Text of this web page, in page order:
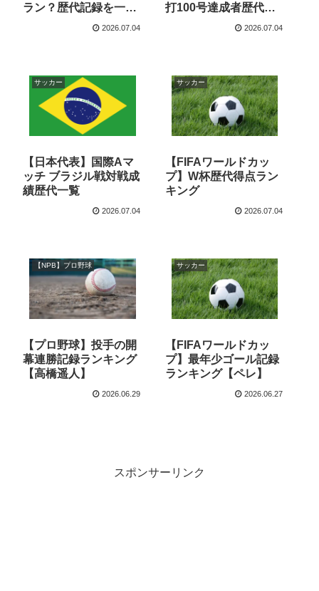
ラン？歴代記録を一覧
2026.07.04
打100号達成者歴代一
2026.07.04
サッカー
【日本代表】国際Aマ
ッチ ブラジル戦対戦成
績歴代一覧
2026.07.04
サッカー
【FIFAワールドカッ
プ】W杯歴代得点ラン
キング
2026.07.04
【NPB】プロ野球
【プロ野球】投手の開
幕連勝記録ランキング
【高橋遥人】
2026.06.29
サッカー
【FIFAワールドカッ
プ】最年少ゴール記録
ランキング【ペレ】
2026.06.27
スポンサーリンク